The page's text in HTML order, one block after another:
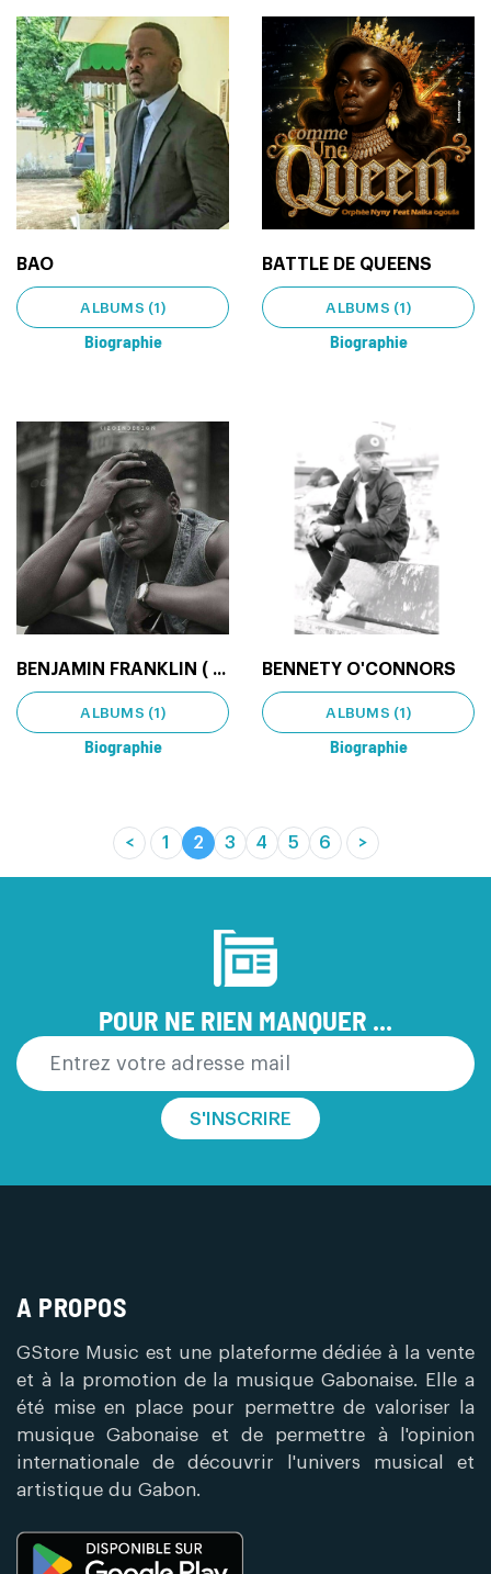
BAO
ALBUMS (1)
Biographie
BATTLE DE QUEENS
ALBUMS (1)
Biographie
BENJAMIN FRANKLIN ( ...
ALBUMS (1)
Biographie
BENNETY O'CONNORS
ALBUMS (1)
Biographie
< 1 2(current)
3 4 5 6 >
POUR NE RIEN MANQUER ...
S'INSCRIRE
A PROPOS
GStore Music est une plateforme dédiée à la vente
et à la promotion de la musique Gabonaise. Elle a
été mise en place pour permettre de valoriser la
musique Gabonaise et de permettre à l'opinion
internationale de découvrir l'univers musical et
artistique du Gabon.